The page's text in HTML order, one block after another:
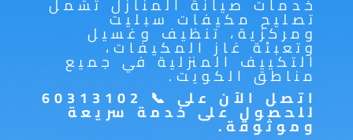
تصليح مكيفات سبليت
ومركزية، تنظيف وغسيل
وتعبئة غاز المكيفات،
التكييف المنزلية في جميع
مناطق الكويت.
اتصل الآن على 📞 60313102
للحصول على خدمة سريعة
وموثوقة.